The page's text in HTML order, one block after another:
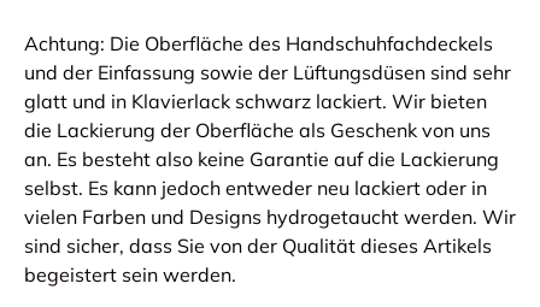
Achtung: Die Oberfläche des Handschuhfachdeckels
und der Einfassung sowie der Lüftungsdüsen sind sehr
glatt und in Klavierlack schwarz lackiert. Wir bieten
die Lackierung der Oberfläche als Geschenk von uns
an. Es besteht also keine Garantie auf die Lackierung
selbst. Es kann jedoch entweder neu lackiert oder in
vielen Farben und Designs hydrogetaucht werden. Wir
sind sicher, dass Sie von der Qualität dieses Artikels
begeistert sein werden.